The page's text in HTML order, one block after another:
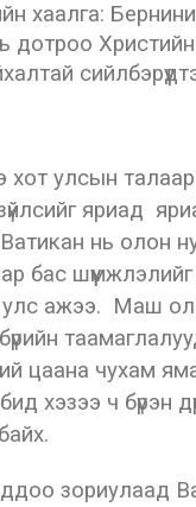
хаалга:
дотроо
хот улсын
яриад
нь олон
бас
улс ажээ. Маш
цаана чухам
хэзээ ч бүрэн
зориулаад